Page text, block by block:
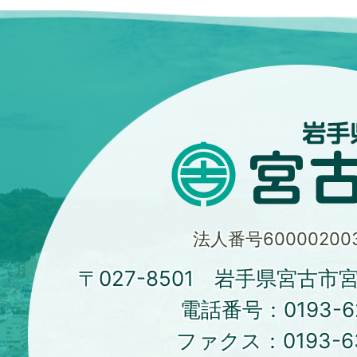
法人番号
〒027-8501 岩手県宮古市
電話番号： 0193-
ファクス： 0193-